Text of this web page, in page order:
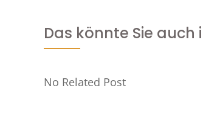
Das könnte Sie auch
No Related Post